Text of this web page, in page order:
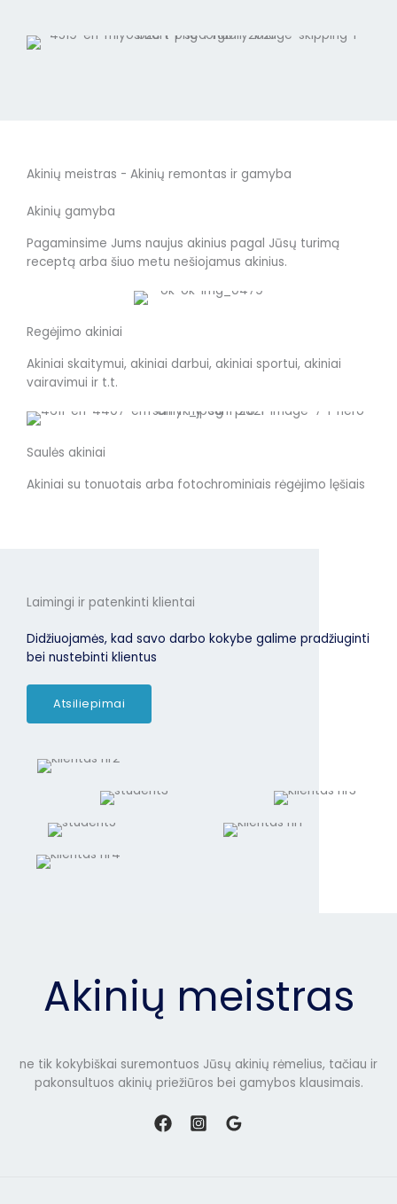
Akinių meistras - Akinių remontas ir gamyba
Akinių gamyba
Pagaminsime Jums naujus akinius pagal Jūsų turimą
receptą arba šiuo metu nešiojamus akinius.
Regėjimo akiniai
Akiniai skaitymui, akiniai darbui, akiniai sportui, akiniai
vairavimui ir t.t.
Saulės akiniai
Akiniai su tonuotais arba fotochrominiais rėgėjimo lęšiais
Laimingi ir patenkinti klientai
Didžiuojamės, kad savo darbo kokybe galime pradžiuginti
bei nustebinti klientus
Atsiliepimai
Akinių meistras
ne tik kokybiškai suremontuos Jūsų akinių rėmelius, tačiau ir
pakonsultuos akinių priežiūros bei gamybos klausimais.